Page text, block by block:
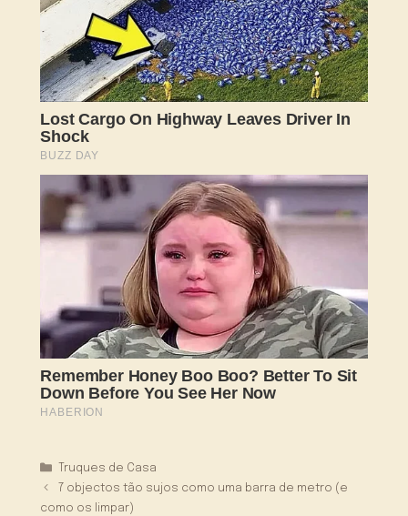
Categorias
Truques de Casa
7 objectos tão sujos como uma barra de metro (e
como os limpar)